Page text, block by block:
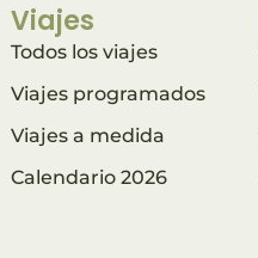
Viajes
Todos los viajes
Viajes programados
Viajes a medida
Calendario 2026